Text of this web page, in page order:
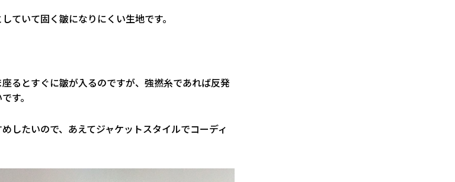
ていて固く皺になりにくい生地です。
るとすぐに皺が入るのですが、強撚糸であれば反発
す。
したいので、あえてジャケットスタイルでコーディ